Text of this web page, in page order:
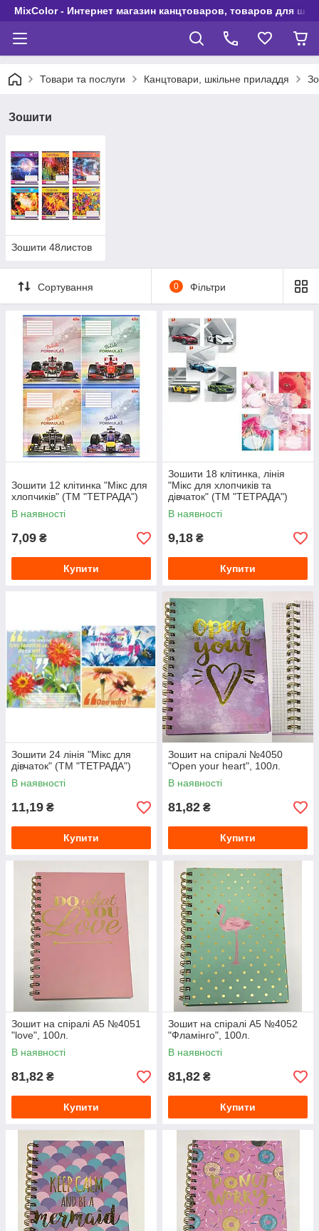
MixColor - Интернет магазин канцтоваров, товаров для
Товари та послуги Канцтовари, шкільне приладдя
Зошити
Зошити 48листов
Сортування 0 Фільтри
Зошити 12 клітинка "Мікс для
хлопчиків" (ТМ "ТЕТРАДА")
В наявності
7,09 ₴
Купити
Зошити 18 клітинка, лінія
"Мікс для хлопчиків та
дівчаток" (ТМ "ТЕТРАДА")
В наявності
9,18 ₴
Купити
Зошити 24 лінія "Мікс для
дівчаток" (ТМ "ТЕТРАДА")
В наявності
11,19 ₴
Купити
Зошит на спіралі №4050
"Open your heart", 100л.
В наявності
81,82 ₴
Купити
Зошит на спіралі А5 №4051
"love", 100л.
В наявності
81,82 ₴
Купити
Зошит на спіралі А5 №4052
"Фламінго", 100л.
В наявності
81,82 ₴
Купити